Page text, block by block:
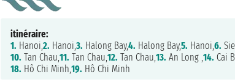
itinéraire:
1. Hanoi,2. Hanoi,3. Halong Bay,4. Halong Bay,5. Hanoi,6.
10. Tan Chau,11. Tan Chau,12. Tan Chau,13. An Long ,14. Cai
18. Hô Chi Minh,19. Hô Chi Minh